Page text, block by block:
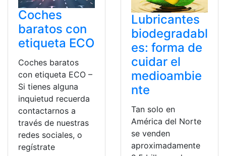
Coches
baratos con
etiqueta ECO
Coches baratos
con etiqueta ECO –
Si tienes alguna
inquietud recuerda
contactarnos a
través de nuestras
redes sociales, o
regístrate
Lubricantes
biodegradabl
es: forma de
cuidar el
medioambie
nte
Tan solo en
América del Norte
se venden
aproximadamente